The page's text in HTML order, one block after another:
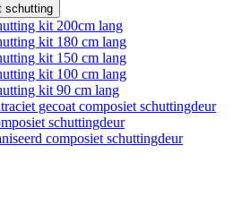
schutting
kit 200cm lang
kit 180 cm lang
kit 150 cm lang
kit 100 cm lang
kit 90 cm lang
gecoat composiet schuttingdeur
schuttingdeur
composiet schuttingdeur